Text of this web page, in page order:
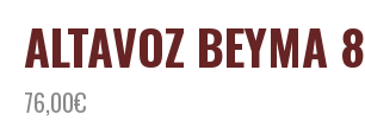
ALTAVOZ BEYMA 8
76,00€